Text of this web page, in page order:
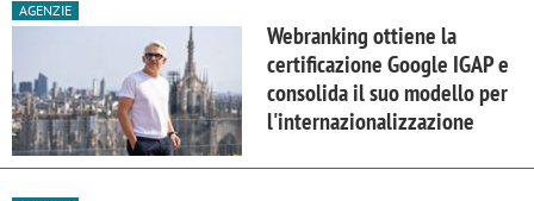
AGENZIE
Webranking ottiene la
certificazione Google IGAP e
consolida il suo modello per
l'internazionalizzazione